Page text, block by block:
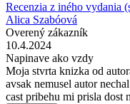
Recenzia z iného vydania
Alica Szabóová
Overený zákazník
10.4.2024
Napinave ako vzdy
Moja stvrta knizka od
avsak nemusel autor
cast pribehu mi prisla dost